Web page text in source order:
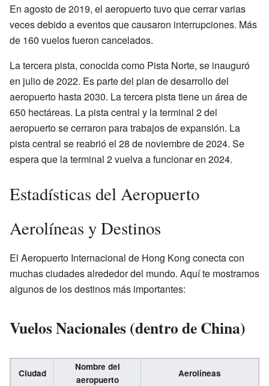
En agosto de 2019, el aeropuerto tuvo que cerrar varias
veces debido a eventos que causaron interrupciones. Más
de 160 vuelos fueron cancelados.
La tercera pista, conocida como Pista Norte, se inauguró
en julio de 2022. Es parte del plan de desarrollo del
aeropuerto hasta 2030. La tercera pista tiene un área de
650 hectáreas. La pista central y la terminal 2 del
aeropuerto se cerraron para trabajos de expansión. La
pista central se reabrió el 28 de noviembre de 2024. Se
espera que la terminal 2 vuelva a funcionar en 2024.
Estadísticas del Aeropuerto
Aerolíneas y Destinos
El Aeropuerto Internacional de Hong Kong conecta con
muchas ciudades alrededor del mundo. Aquí te mostramos
algunos de los destinos más importantes:
Vuelos Nacionales (dentro de China)
Ciudad
Nombre del
aeropuerto
Aerolíneas